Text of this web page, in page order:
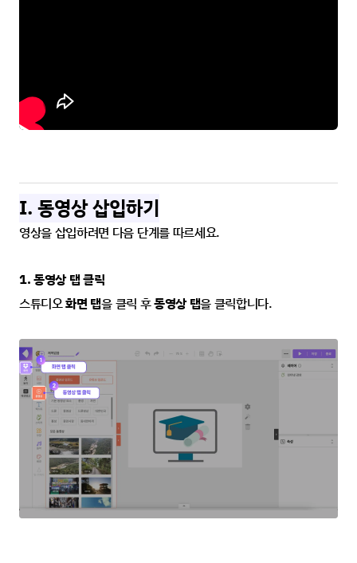
I. 동영상 삽입하기
영상을 삽입하려면 다음 단계를 따르세요.
1. 동영상 탭 클릭
스튜디오 화면 탭을 클릭 후 동영상 탭을 클릭합니다.